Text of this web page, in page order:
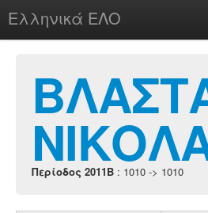
Ελληνικά ΕΛΟ
chesstu.be @ discord
Login
Περίοδος 2011B : 1010 -> 1010